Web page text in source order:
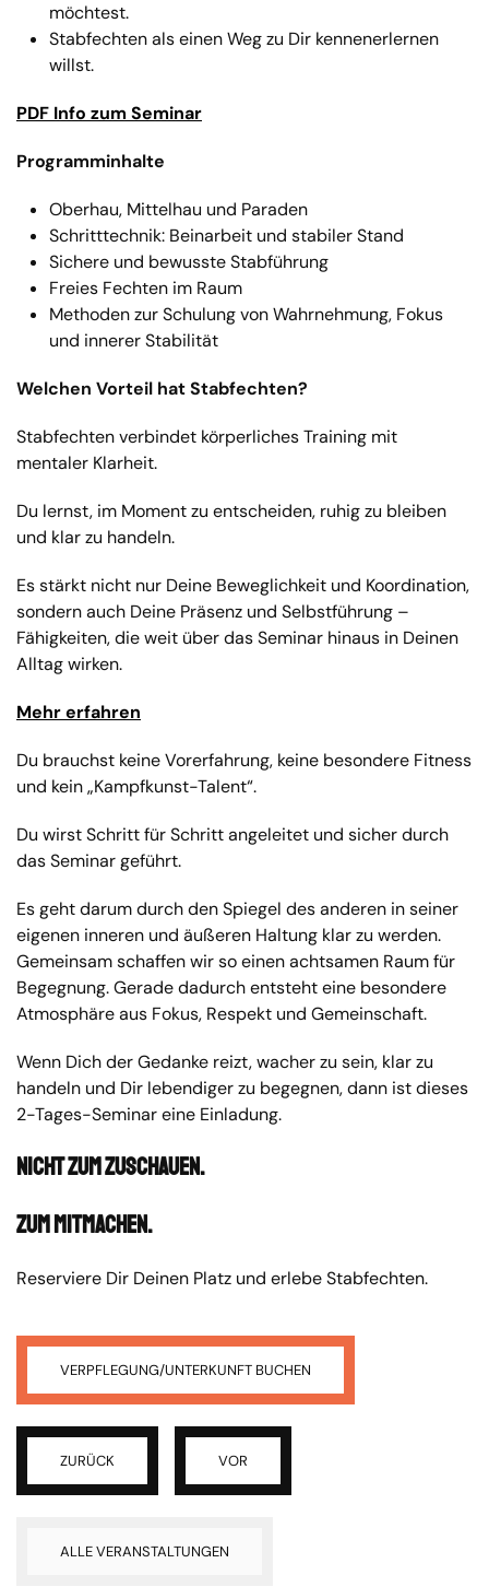
möchtest.
Stabfechten als einen Weg zu Dir kennenerlernen
willst.
PDF Info zum Seminar
Programminhalte
Oberhau, Mittelhau und Paraden
Schritttechnik: Beinarbeit und stabiler Stand
Sichere und bewusste Stabführung
Freies Fechten im Raum
Methoden zur Schulung von Wahrnehmung, Fokus
und innerer Stabilität
Welchen Vorteil hat Stabfechten?
Stabfechten verbindet körperliches Training mit
mentaler Klarheit.
Du lernst, im Moment zu entscheiden, ruhig zu bleiben
und klar zu handeln.
Es stärkt nicht nur Deine Beweglichkeit und Koordination,
sondern auch Deine Präsenz und Selbstführung –
Fähigkeiten, die weit über das Seminar hinaus in Deinen
Alltag wirken.
Mehr erfahren
Du brauchst keine Vorerfahrung, keine besondere Fitness
und kein „Kampfkunst-Talent“.
Du wirst Schritt für Schritt angeleitet und sicher durch
das Seminar geführt.
Es geht darum durch den Spiegel des anderen in seiner
eigenen inneren und äußeren Haltung klar zu werden.
Gemeinsam schaffen wir so einen achtsamen Raum für
Begegnung. Gerade dadurch entsteht eine besondere
Atmosphäre aus Fokus, Respekt und Gemeinschaft.
Wenn Dich der Gedanke reizt, wacher zu sein, klar zu
handeln und Dir lebendiger zu begegnen, dann ist dieses
2-Tages-Seminar eine Einladung.
Nicht zum Zuschauen.
Zum Mitmachen.
Reserviere Dir Deinen Platz und erlebe Stabfechten.
VERPFLEGUNG/UNTERKUNFT BUCHEN
ZURÜCK VOR
ALLE VERANSTALTUNGEN